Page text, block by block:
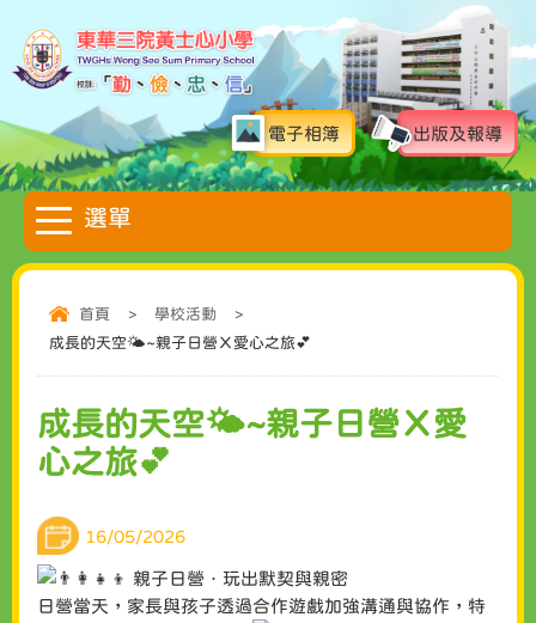
電子相簿 出版及報導
首頁 > 學校活動
>
成長的天空🌤️~親子日營Ｘ愛心之旅💕
成長的天空🌤️~親子日營Ｘ愛
心之旅💕
16/05/2026
親子日營．玩出默契與親密
日營當天，家長與孩子透過合作遊戲加強溝通與協作，特